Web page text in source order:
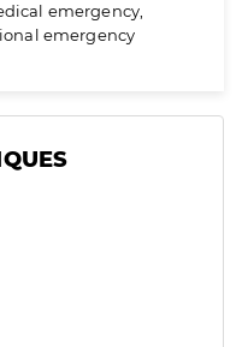
emergency,
emergency